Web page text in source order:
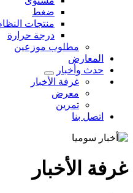
ضغط
منتجات
درجة حرارة
مطلوب موزعين
المعارض
حدث وأخبار
غرفة الأخبار
معرض
تمرين
اتصل بنا
غرفة الأخبار